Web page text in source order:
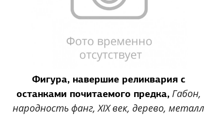
Фигура, навершие реликвария с
останками почитаемого предка, Габон,
народность фанг, XIX век, дерево, металл